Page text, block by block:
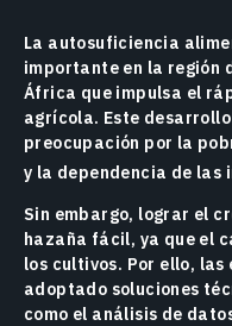
La autosuficiencia
importante en la región
África que impulsa el
agrícola. Este
preocupación por la
y la dependencia de las
Sin embargo, lograr el
hazaña fácil, ya que el
los cultivos. Por ello,
adoptado soluciones
como el análisis de